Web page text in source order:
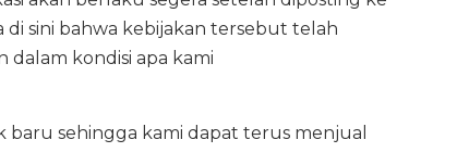
sini bahwa kebijakan tersebut telah
kondisi apa kami
baru sehingga kami dapat terus menjual